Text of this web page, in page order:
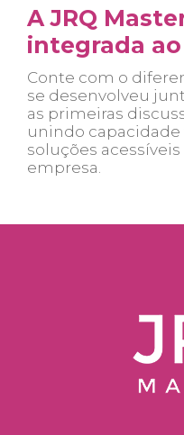
A JRQ
integrada ao
Conte com o
se desenvolveu
as primeiras
unindo
soluções
empresa.